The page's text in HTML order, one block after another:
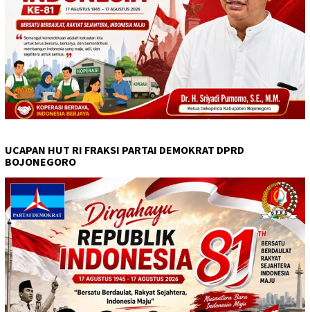
UCAPAN HUT RI FRAKSI PARTAI DEMOKRAT DPRD
BOJONEGORO